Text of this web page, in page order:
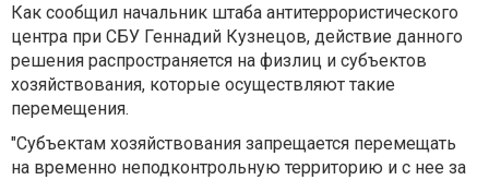
Как сообщил начальник штаба антитеррористического
центра при СБУ Геннадий Кузнецов, действие данного
решения распространяется на физлиц и субъектов
хозяйствования, которые осуществляют такие
перемещения.
"Субъектам хозяйствования запрещается перемещать
на временно неподконтрольную территорию и с нее за